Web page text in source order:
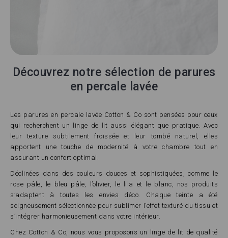
Découvrez notre sélection de parures
en percale lavée
Les parures en percale lavée Cotton & Co sont pensées pour ceux
qui recherchent un linge de lit aussi élégant que pratique. Avec
leur texture subtilement froissée et leur tombé naturel, elles
apportent une touche de modernité à votre chambre tout en
assurant un confort optimal.
Déclinées dans des couleurs douces et sophistiquées, comme le
rose pâle, le bleu pâle, l’olivier, le lila et le blanc, nos produits
s’adaptent à toutes les envies déco. Chaque teinte a été
soigneusement sélectionnée pour sublimer l’effet texturé du tissu et
s’intégrer harmonieusement dans votre intérieur.
Chez Cotton & Co, nous vous proposons un linge de lit de qualité